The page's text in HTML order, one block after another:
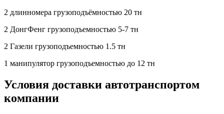
2 длинномера грузоподъёмностью 20 тн
2 ДонгФенг грузоподъемностью 5-7 тн
2 Газели грузоподъемностью 1.5 тн
1 манипулятор грузоподъемностью до 12 тн
Условия доставки автотранспортом
компании